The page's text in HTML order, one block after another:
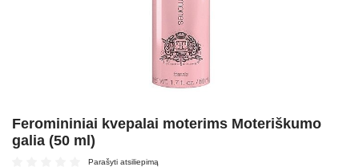
Feromininiai kvepalai moterims Moteriškumo
galia (50 ml)
Parašyti atsiliepimą